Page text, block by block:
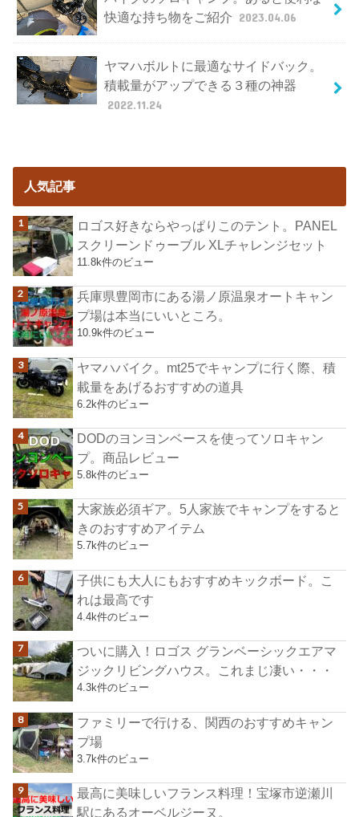
快適な持ち物をご紹介 2023.04.06
ヤマハボルトに最適なサイドバック。
積載量がアップできる３種の神器
2022.11.24
人気記事
ロゴス好きならやっぱりこのテント。PANEL
スクリーンドゥーブル XLチャレンジセット
11.8k件のビュー
兵庫県豊岡市にある湯ノ原温泉オートキャン
プ場は本当にいいところ。
10.9k件のビュー
ヤマハバイク。mt25でキャンプに行く際、積
載量をあげるおすすめの道具
6.2k件のビュー
DODのヨンヨンベースを使ってソロキャン
プ。商品レビュー
5.8k件のビュー
大家族必須ギア。5人家族でキャンプをすると
きのおすすめアイテム
5.7k件のビュー
子供にも大人にもおすすめキックボード。こ
れは最高です
4.4k件のビュー
ついに購入！ロゴス グランベーシックエアマ
ジックリビングハウス。これまじ凄い・・・
4.3k件のビュー
ファミリーで行ける、関西のおすすめキャン
プ場
3.7k件のビュー
最高に美味しいフランス料理！宝塚市逆瀬川
駅にあるオーベルジーヌ。